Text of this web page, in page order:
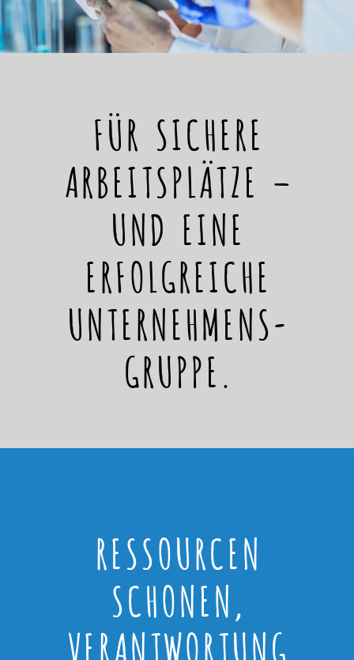
FÜR SICHERE
ARBEITSPLÄTZE –
UND EINE
ERFOLGREICHE
UNTERNEHMENS-
GRUPPE.
RESSOURCEN
SCHONEN,
VERANTWORTUNG